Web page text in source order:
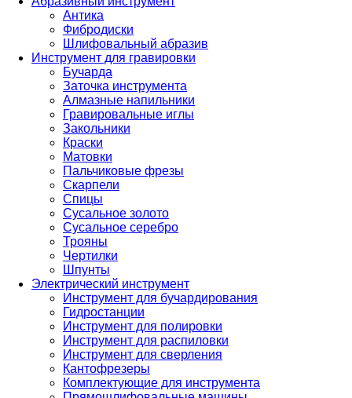
Антика
Фибродиски
Шлифовальный абразив
Инструмент для гравировки
Бучарда
Заточка инструмента
Алмазные напильники
Гравировальные иглы
Закольники
Краски
Матовки
Пальчиковые фрезы
Скарпели
Спицы
Сусальное золото
Сусальное серебро
Трояны
Чертилки
Шпунты
Электрический инструмент
Инструмент для бучардирования
Гидростанции
Инструмент для полировки
Инструмент для распиловки
Инструмент для сверления
Кантофрезеры
Комплектующие для инструмента